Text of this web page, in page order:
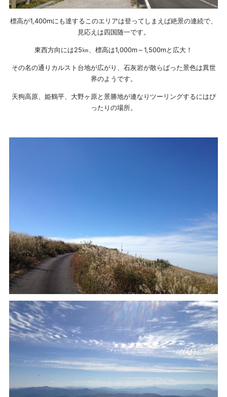
標高が1,400mにも達するこのエリアは登ってしまえば絶景の連続で、
見応えは四国随一です。
東西方向には25㎞、標高は1,000m～1,500mと広大！
その名の通りカルスト台地が広がり、石灰岩が散らばった景色は異世
界のようです。
天狗高原、姫鶴平、大野ヶ原と景勝地が連なりツーリングするにはぴ
ったりの場所。